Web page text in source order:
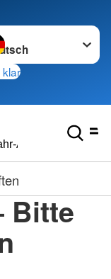
wechseln zu
klar
Ahrweiler
Bitte